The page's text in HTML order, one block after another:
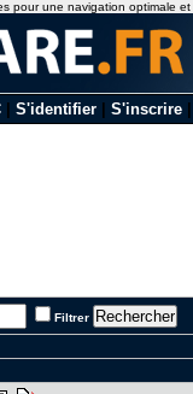
S'identifier S'inscrire
Filtrer
pour une navigation optimale